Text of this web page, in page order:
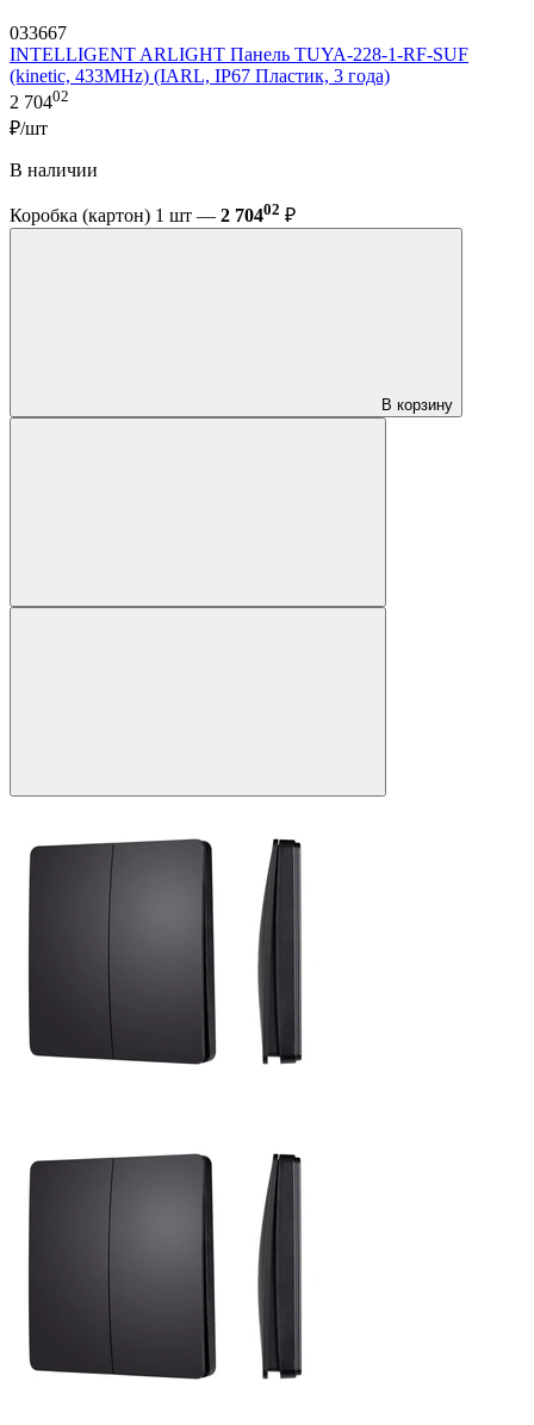
033667
INTELLIGENT ARLIGHT Панель TUYA-228-1-RF-SUF
(kinetic, 433MHz) (IARL, IP67 Пластик, 3 года)
2 70402
₽/шт
В наличии
Коробка (картон) 1 шт — 2 70402 ₽
В корзину